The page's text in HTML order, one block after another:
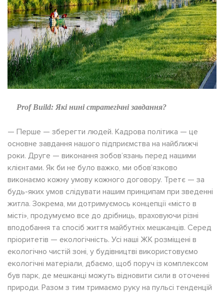
Prof Build: Які нині стратегічні завдання?
— Перше — зберегти людей. Кадрова політика — це
основне завдання нашого підприємства на найближчі
роки. Друге — виконання зобов’язань перед нашими
клієнтами. Як би не було важко, ми обов’язково
виконаємо кожну умову кожного договору. Третє — за
будь-яких умов слідувати нашим принципам при зведенні
житла. Зокрема, ми дотримуємось концепції «місто в
місті», продумуємо все до дрібниць, враховуючи різні
вподобання та спосіб життя майбутніх мешканців. Серед
пріоритетів — екологічність. Усі наші ЖК розміщені в
екологічно чистій зоні, у будівництві використовуємо
екологічні матеріали, дбаємо, щоб поруч із комплексом
був парк, де мешканці можуть відновити сили в оточенні
природи. Разом з тим тримаємо руку на пульсі тенденцій